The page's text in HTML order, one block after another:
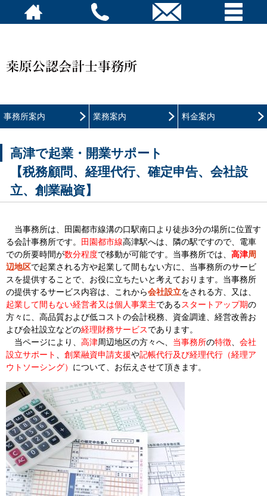
事務所案内 業務案内 料金案内
高津で起業・開業サポート
【税務顧問、経理代行、確定申告、会社設
立、創業融資】
当事務所は、田園都市線溝の口駅南口より徒歩3分の場所に位置す
る会計事務所です。
田園都市線高津駅へは、隣の駅ですので、電車
での所要時間が数分程度で移動が可能です。当事務所では、 高津周
辺地区で起業される方や起業して間もない方に、当事務所のサービ
スを提供することで、お役に立ちたいと考えております。当事務所
の提供するサービス内容は、これから会社設立をされる方、又は、
起業して間もない経営者又は個人事業主であるスタートアップ期の
方々に、高品質および低コストの会計税務、資金調達、経営改善お
よび会社設立などの経理財務サービスであります。
当ページにより、 高津周辺地区の方々へ、 当事務所の特徴
会社
設立サポート
創業融資申請支援や記帳代行及び経理代行 （経理ア
ウトソーシング） について、お伝えさせて頂きます。